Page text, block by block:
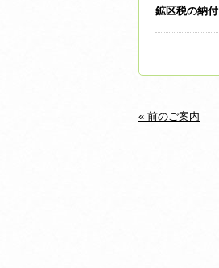
鉱区税の納付
« 前のご案内